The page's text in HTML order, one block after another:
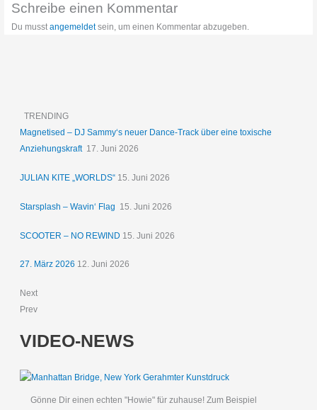
Schreibe einen Kommentar
Du musstangemeldetsein, um einen Kommentar abzugeben.
TRENDING
Magnetised – DJ Sammy‘s neuer Dance-Track über eine toxische
Anziehungskraft 17. Juni 2026
JULIAN KITE „WORLDS“ 15. Juni 2026
Starsplash – Wavin‘ Flag 15. Juni 2026
SCOOTER – NO REWIND 15. Juni 2026
27. März 2026 12. Juni 2026
Next
Prev
VIDEO-NEWS
Gönne Dir einen echten "Howie" für zuhause! Zum Beispiel